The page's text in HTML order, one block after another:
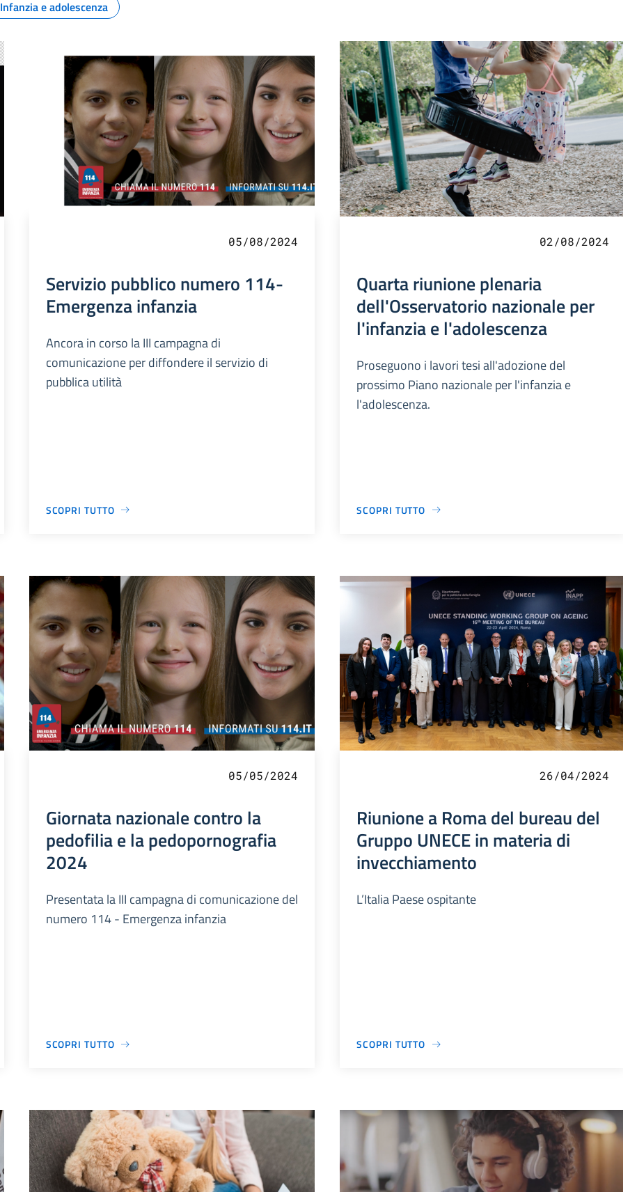
Infanzia e adolescenza
05/08/2024
Servizio pubblico numero 114-
Emergenza infanzia
Ancora in corso la III campagna di
comunicazione per diffondere il servizio di
pubblica utilità
SCOPRI TUTTO
02/08/2024
Quarta riunione plenaria
dell'Osservatorio nazionale per
l'infanzia e l'adolescenza
Proseguono i lavori tesi all'adozione del
prossimo Piano nazionale per l'infanzia e
l'adolescenza.
SCOPRI TUTTO
05/05/2024
Giornata nazionale contro la
pedofilia e la pedopornografia
2024
Presentata la III campagna di comunicazione del
numero 114 - Emergenza infanzia
SCOPRI TUTTO
26/04/2024
Riunione a Roma del bureau del
Gruppo UNECE in materia di
invecchiamento
L’Italia Paese ospitante
SCOPRI TUTTO